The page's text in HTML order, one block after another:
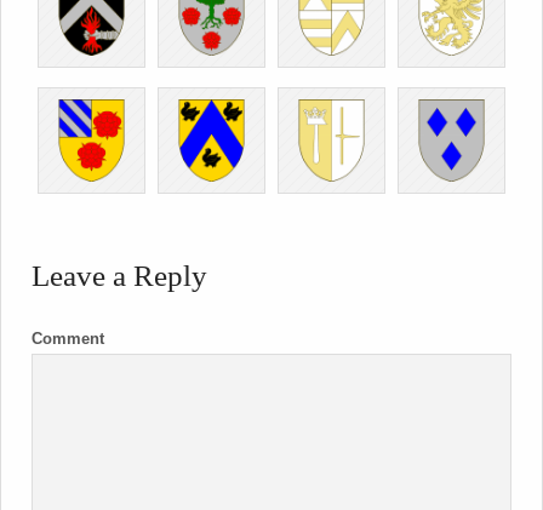
Leave a Reply
Comment